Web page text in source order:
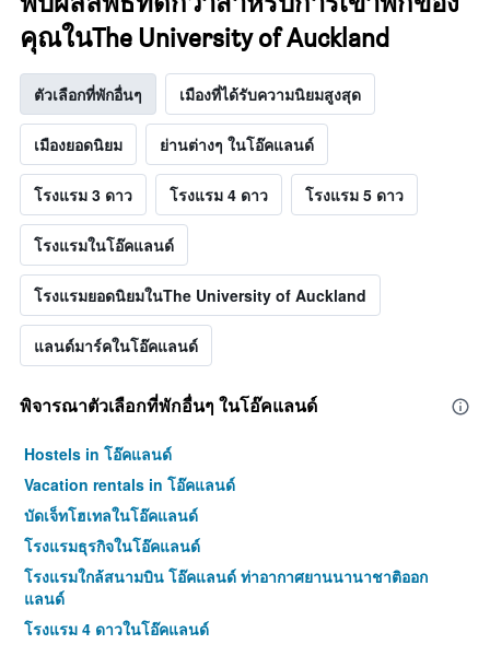
คุณในThe University of Auckland
ตัวเลือกที่พักอื่นๆ เมืองที่ได้รับความนิยมสูงสุด
เมืองยอดนิยม ย่านต่างๆ ในโอ๊คแลนด์
โรงแรม 3 ดาว โรงแรม 4 ดาว โรงแรม 5 ดาว
โรงแรมในโอ๊คแลนด์
โรงแรมยอดนิยมในThe University of Auckland
แลนด์มาร์คในโอ๊คแลนด์
พิจารณาตัวเลือกที่พักอื่นๆ ในโอ๊คแลนด์
Hostels in โอ๊คแลนด์
Vacation rentals in โอ๊คแลนด์
บัดเจ็ทโฮเทลในโอ๊คแลนด์
โรงแรมธุรกิจในโอ๊คแลนด์
โรงแรมใกล้สนามบิน โอ๊คแลนด์ ท่าอากาศยานนานาชาติออก
แลนด์
โรงแรม 4 ดาวในโอ๊คแลนด์